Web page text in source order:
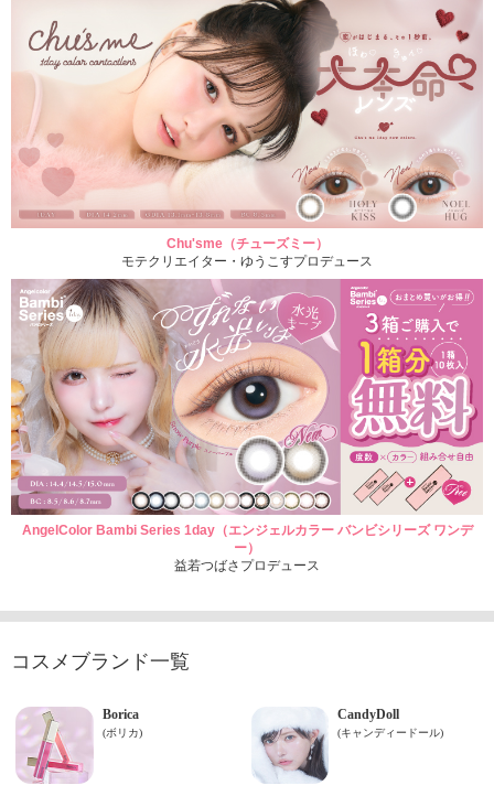
Chu'sme（チューズミー）
モテクリエイター・ゆうこすプロデュース
AngelColor Bambi Series 1day（エンジェルカラー バンビシリーズ ワンデ
ー）
益若つばさプロデュース
コスメブランド一覧